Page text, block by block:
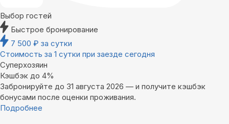
Выбор гостей
Быстрое бронирование
7 500 ₽ за сутки
Стоимость за 1 сутки при заезде сегодня
Суперхозяин
Кэшбэк до 4%
Забронируйте до 31 августа 2026 — и получите кэшбэк
бонусами после оценки проживания.
Подробнее